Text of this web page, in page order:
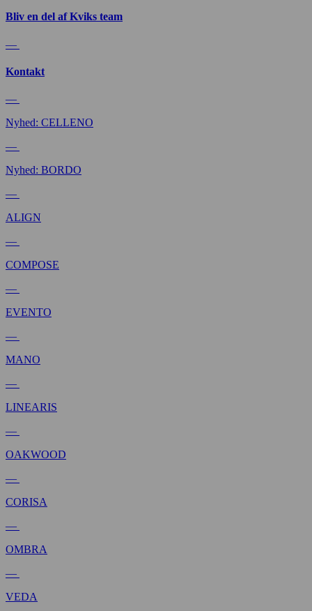
Bliv en del af Kviks team
—
Kontakt
—
Nyhed: CELLENO
—
Nyhed: BORDO
—
ALIGN
—
COMPOSE
—
EVENTO
—
MANO
—
LINEARIS
—
OAKWOOD
—
CORISA
—
OMBRA
—
VEDA